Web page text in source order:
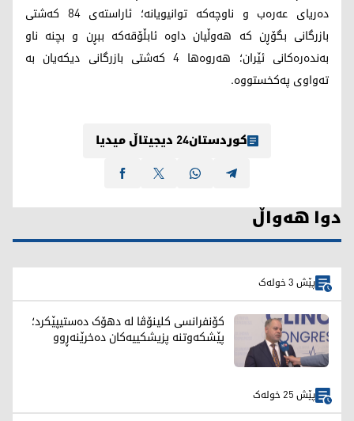
دەریای عەرەب و ناوچەکە توانیویانە؛ ئاراستەی 84 کەشتی
بازرگانی بگۆڕن کە هەوڵیان داوە ئابڵۆقەکە ببڕن و بچنە ناو
بەندەرەکانی ئێران؛ هەروەها 4 کەشتی بازرگانی دیکەیان بە
تەواوی پەکخستووە.
کوردستان24 دیجیتاڵ میدیا
دوا هەواڵ
پێش 3 خولەک
کۆنفرانسی کلینۆڤا لە دهۆک دەستیپێکرد؛
پێشکەوتنە پزیشکییەکان دەخرێنەڕوو
پێش 25 خولەک